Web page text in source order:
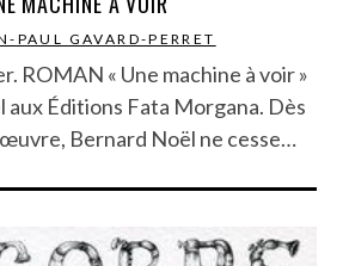
PAUL GAVARD-PERRET
ROMAN « Une machine à voir »
aux Éditions Fata Morgana. Dès
œuvre, Bernard Noël ne cesse…